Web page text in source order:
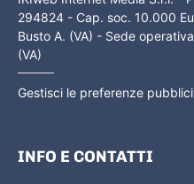
294824 - Cap. soc. 10.000
Busto A. (VA) - Sede
(VA)
Gestisci le preferenze
INFO E CONTATTI